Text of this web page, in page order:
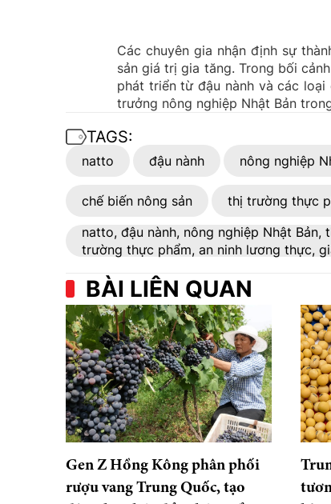
Các chuyên gia nhận định sự
sản giá trị gia tăng. Trong bối
phát triển từ đậu nành và các
trưởng nông nghiệp Nhật Bản
TAGS:
natto đậu nành nông nghiệp
chế biến nông sản thị trường thực
natto, đậu nành, nông nghiệp Nhật Bản,
trường thực phẩm, an ninh lương thực,
BÀI LIÊN QUAN
Gen Z Hồng Kông phân phối
rượu vang Trung Quốc, tạo